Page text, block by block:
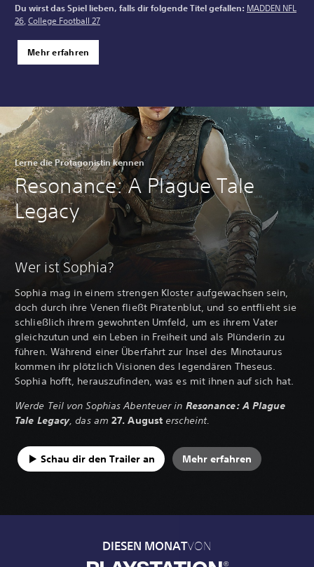
Du wirst das Spiel lieben, falls dir folgende Titel gefallen: MADDEN NFL
26,College Football 27
Mehr erfahren
Lerne die Protagonistin kennen
Resonance: A Plague Tale
Legacy
Wer ist Sophia?
Sophia mag in einem strengen Kloster aufgewachsen sein,
doch durch ihre Venen fließt Piratenblut, und so entflieht sie
schließlich ihrem gewohnten Umfeld, um es ihrem Vater
gleichzutun und ein Leben in Freiheit und als Plünderin zu
führen. Während einer Überfahrt zur Insel des Minotaurus
kommen ihr plötzlich Visionen des legendären Theseus.
Sophia hofft, herauszufinden, was es mit ihnen auf sich hat.
Werde Teil von Sophias Abenteuer in Resonance: A Plague
Tale Legacy, das am27. August erscheint.
Schau dir den Trailer an Mehr erfahren
DIESEN MONATVON